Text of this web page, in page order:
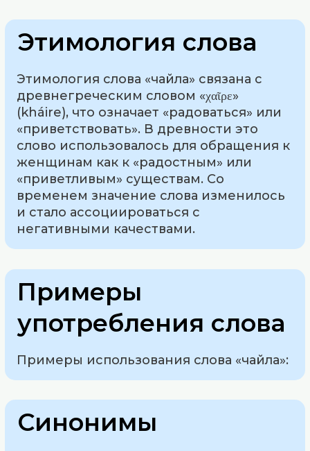
Этимология слова
Этимология слова «чайла» связана с
древнегреческим словом «χαῖρε»
(kháire), что означает «радоваться» или
«приветствовать». В древности это
слово использовалось для обращения к
женщинам как к «радостным» или
«приветливым» существам. Со
временем значение слова изменилось
и стало ассоциироваться с
негативными качествами.
Примеры
употребления слова
Примеры использования слова «чайла»:
Синонимы